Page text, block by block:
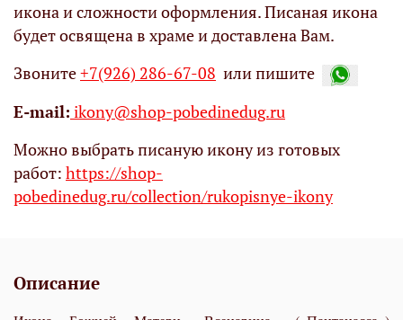
икона и сложности оформления. Писаная икона
будет освящена в храме и доставлена Вам.
Звоните+7(926) 286-67-08 или пишите
Е-mail: ikony@shop-pobedinedug.ru
Можно выбрать писаную икону из готовых
работ: https://shop-
pobedinedug.ru/collection/rukopisnye-ikony
Описание